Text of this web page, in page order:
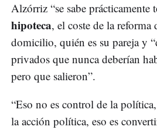
Alzórriz “se sabe prácticamente
hipoteca, el coste de la reforma
domicilio, quién es su pareja y
privados que nunca deberían
pero que salieron”.
“Eso no es control de la
la acción política, eso es